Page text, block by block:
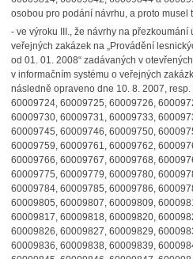
osobou pro podání návrhu, a proto musel
- ve výroku III., že návrhy na přezkoumání
veřejných zakázek na „Provádění
od 01. 01. 2008“ zadávaných v
v informačním systému o veřejných
následně opraveno dne 10. 8. 2007,
60009724, 60009725, 60009726,
60009730, 60009731, 60009733,
60009745, 60009746, 60009750,
60009759, 60009761, 60009762,
60009766, 60009767, 60009768,
60009775, 60009779, 60009780,
60009784, 60009785, 60009786,
60009805, 60009807, 60009809,
60009817, 60009818, 60009820,
60009826, 60009827, 60009829,
60009836, 60009838, 60009839,